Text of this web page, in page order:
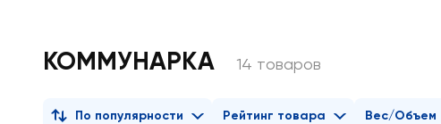
КОММУНАРКА 14 товаров
По популярности Рейтинг товара Вес/Объем